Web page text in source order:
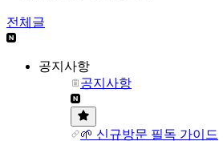
전체글
공지사항
공지사항
🌱 신규방문 필독 가이드